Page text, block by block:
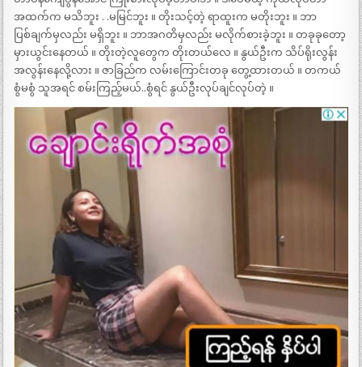
အထက်က မသိဘူး . .မမြင်ဘူး ။ တိုးသင့်တဲ့ ရာထူးက မတိုးဘူး ။ ဘာ
ပြစ်ချက်မှလည်း မရှိဘူး ။ ဘာအဂတိမှလည်း မလိုက်စားခဲ့ဘူး ။ တခုခုတော့
မှားယွင်းနေတယ် ။ တိုးတဲ့လူတွေက တိုးတယ်လေ ။ နွယ်ဦးက သိပ်ရိုးလွန်း
အလွန်းနေလို့လား ။ ဇာခြည်က လမ်းကြောင်းတခု တွေ့ထားတယ် ။ တကယ်
စွံမစွံ သူအရင် စမ်းကြည့်မယ်..စွံရင် နွယ်ဦးလုပ်ချင်လုပ်တဲ့ ။